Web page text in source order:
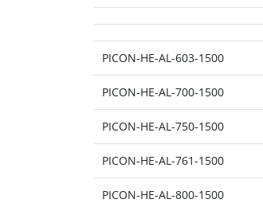
PICON-HE-AL-603-1500
PICON-HE-AL-700-1500
PICON-HE-AL-750-1500
PICON-HE-AL-761-1500
PICON-HE-AL-800-1500